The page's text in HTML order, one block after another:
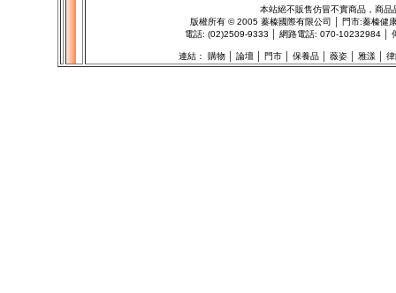
本站絕不販售仿冒不實商品，商
版權所有 ©2005 蓁榛國際有限公司 │ 門市:蓁榛健
電話: (02)2509-9333 │ 網路電話: 070-10232984 │
連結： 購物│ 論壇│ 門市│ 保養品│ 薇姿│ 雅漾